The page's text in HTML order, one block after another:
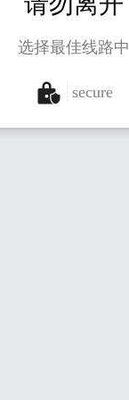
选择最佳线路中
secure